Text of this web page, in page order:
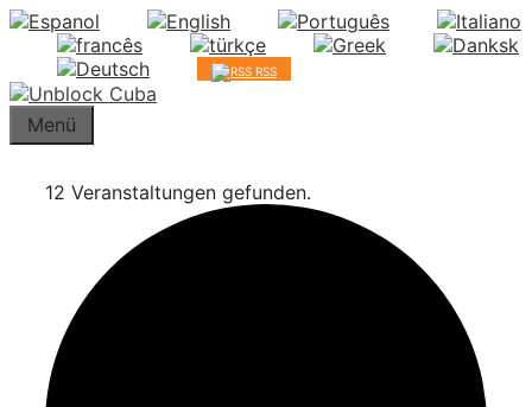
Springe
RSS
Menü
12 Veranstaltungen gefunden.